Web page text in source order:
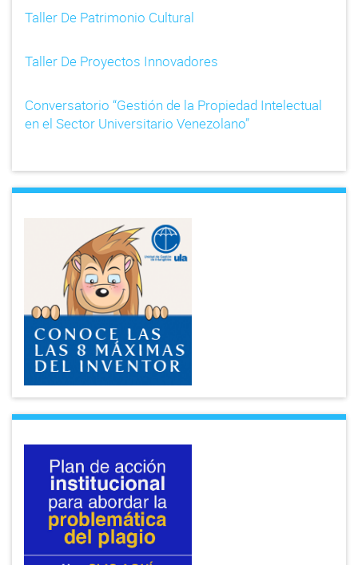
Taller De Patrimonio Cultural
Taller De Proyectos Innovadores
Conversatorio “Gestión de la Propiedad Intelectual
en el Sector Universitario Venezolano”